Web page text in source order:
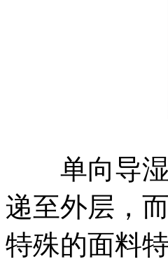
单向导湿
递至外层，
特殊的面料